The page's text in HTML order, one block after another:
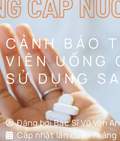
CẢNH BÁO
VIÊN UỐNG
SỬ DỤNG
Đăng bởiBác Sĩ Vũ Vân
Cập nhật lần cuối:Tháng